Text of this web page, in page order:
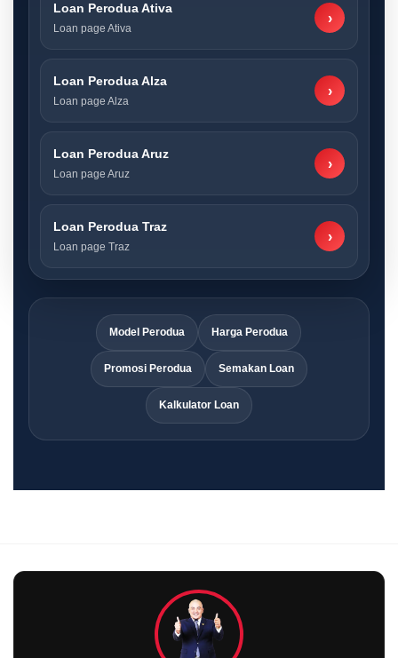
Loan Perodua Ativa
Loan page Ativa
›
Loan Perodua Alza
Loan page Alza
›
Loan Perodua Aruz
Loan page Aruz
›
Loan Perodua Traz
Loan page Traz
›
Model Perodua Harga Perodua
Promosi Perodua Semakan Loan
Kalkulator Loan